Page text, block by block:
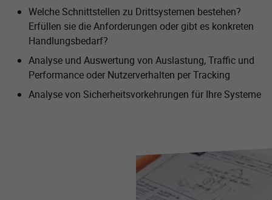
Welche Schnittstellen zu Drittsystemen bestehen?
Erfüllen sie die Anforderungen oder gibt es konkreten
Handlungsbedarf?
Analyse und Auswertung von Auslastung, Traffic und
Performance oder Nutzerverhalten per Tracking
Analyse von Sicherheitsvorkehrungen für Ihre Systeme